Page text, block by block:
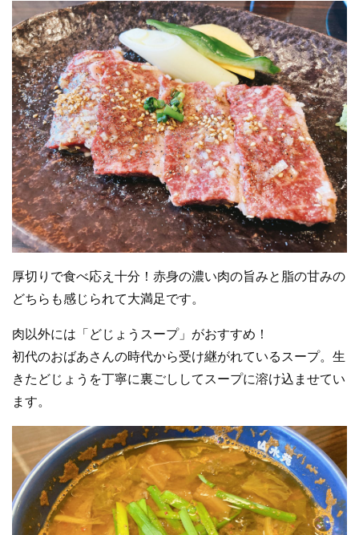
厚切りで食べ応え十分！赤身の濃い肉の旨みと脂の甘みの
どちらも感じられて大満足です。
肉以外には「どじょうスープ」がおすすめ！
初代のおばあさんの時代から受け継がれているスープ。生
きたどじょうを丁寧に裏ごししてスープに溶け込ませてい
ます。